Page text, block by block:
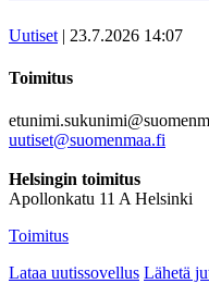
Uutiset | 23.7.2026 14:07
Toimitus
uutiset@suomenmaa.fi
Hel­sin­gin toi­mi­tus
Apol­lon­ka­tu 11 A Hel­sin­ki
Toimitus
Lataa uutissovellus Lähetä